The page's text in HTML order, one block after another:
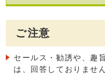
ご注意
セールス・勧誘や、趣
は、回答しておりません